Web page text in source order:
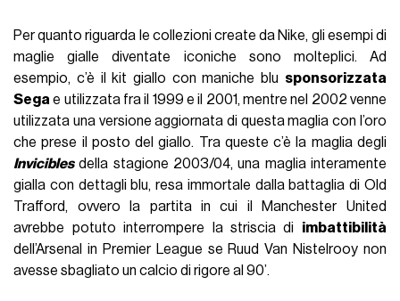
Per quanto riguarda le collezioni create da Nike, gli esempi di
maglie gialle diventate iconiche sono molteplici. Ad
esempio, c’è il kit giallo con maniche blu sponsorizzata
Sega e utilizzata fra il 1999 e il 2001, mentre nel 2002 venne
utilizzata una versione aggiornata di questa maglia con l’oro
che prese il posto del giallo. Tra queste c’è la maglia degli
Inviciblesdella stagione 2003/04, una maglia interamente
gialla con dettagli blu, resa immortale dalla battaglia di Old
Trafford, ovvero la partita in cui il Manchester United
avrebbe potuto interrompere la striscia di imbattibilità
dell’Arsenal in Premier League se Ruud Van Nistelrooy non
avesse sbagliato un calcio di rigore al 90’.